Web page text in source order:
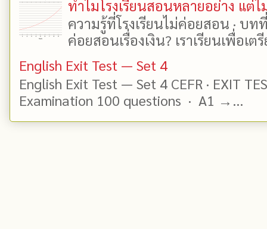
ทำไมโรงเรียนสอนหลายอย่าง แต่ไ
ความรู้ที่โรงเรียนไม่ค่อยสอน · บ
ค่อยสอนเรื่องเงิน? เราเรียนเพื่อเต
English Exit Test — Set 4
English Exit Test — Set 4 CEFR · EXIT
Examination 100 questions · A1 →...